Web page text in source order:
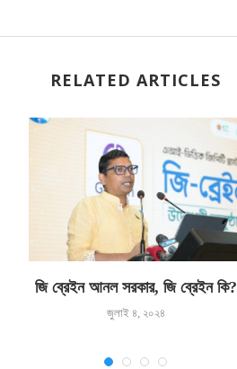
RELATED ARTICLES
জি ব্রেইন আনল সরকার, জি ব্রেইন কি?
জুলাই ৪, ২০২৪